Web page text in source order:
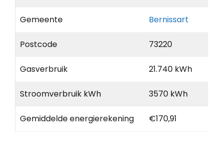
Gemeente Bernissart
Postcode 73220
Gasverbruik 21.740 kWh
Stroomverbruik kWh 3570 kWh
Gemiddelde energierekening €170,91